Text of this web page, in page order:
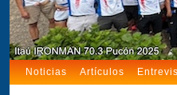
Noticias Artículos